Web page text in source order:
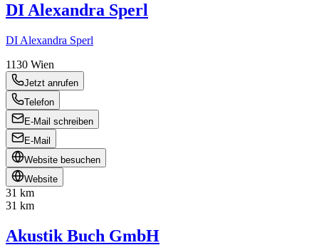
DI Alexandra Sperl
DI Alexandra Sperl
1130 Wien
Jetzt anrufen
Telefon
E-Mail schreiben
E-Mail
Website besuchen
Website
31 km
31 km
Akustik Buch GmbH